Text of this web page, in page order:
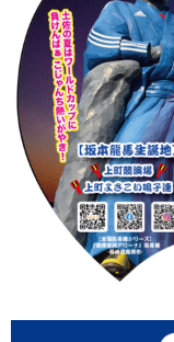
振付
その他
壁紙
お問合せ
スタッフブログ